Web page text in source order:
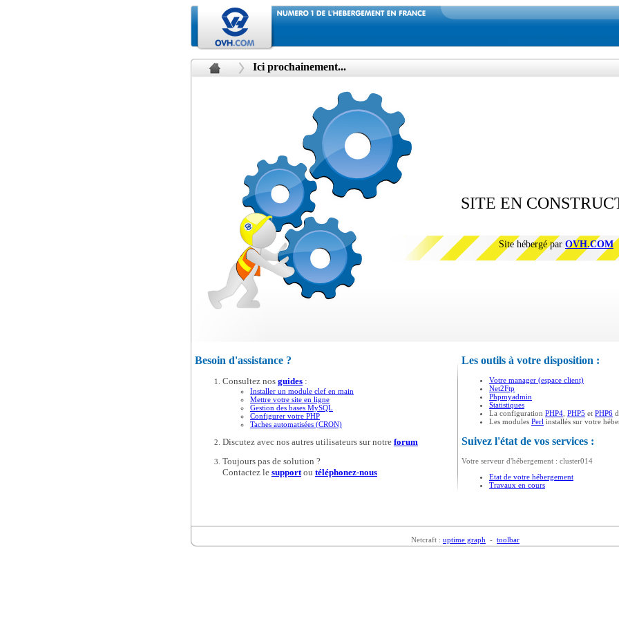
Ici prochainement...
SITE EN
Site hébergé par OVH.COM
Besoin d'assistance ?
Consultez nos guides :
Installer un module clef en main
Mettre votre site en ligne
Gestion des bases MySQL
Configurer votre PHP
Taches automatisées (CRON)
Discutez avec nos autres utilisateurs sur notre forum
Toujours pas de solution ?
Contactez le supportou téléphonez-nous
Les outils à votre disposition :
Votre manager (espace client)
Net2Ftp
Phpmyadmin
Statistiques
La configuration PHP4 PHP5 et PHP6
Les modules Perl installés sur votre
Suivez l'état de vos services :
Votre serveur d'hébergement : cluster014
Etat de votre hébergement
Travaux en cours
Netcraft : uptime graph - toolbar